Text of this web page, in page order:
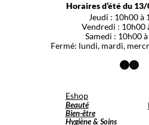
Horaires d’été du
Jeudi : 10h00 à
Vendredi : 10h00
Samedi : 10h00
Fermé: lundi, mardi,
Eshop
Beauté
Bien-être
Hygiène & Soins